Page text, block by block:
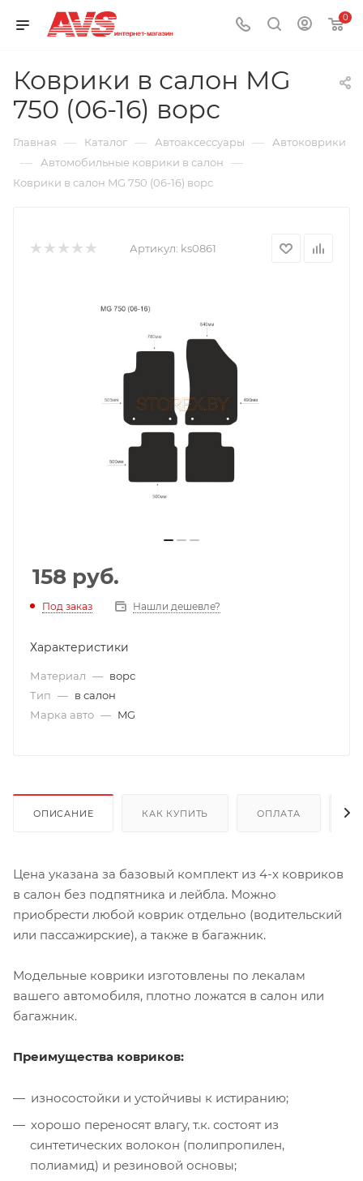
0
Коврики в салон MG
750 (06-16) ворс
Главная — Каталог — Автоаксессуары — Автоковрики
— Автомобильные коврики в салон —
Коврики в салон MG 750 (06-16) ворс
Артикул: ks0861
158 руб.
Под заказ Нашли дешевле?
Характеристики
Материал — ворс
Тип — в салон
Марка авто — MG
ОПИСАНИЕ КАК КУПИТЬ ОПЛАТА
Цена указана за базовый комплект из 4-х ковриков
в салон без подпятника и лейбла. Можно
приобрести любой коврик отдельно (водительский
или пассажирские), а также в багажник.
Модельные коврики изготовлены по лекалам
вашего автомобиля, плотно ложатся в салон или
багажник.
Преимущества ковриков:
износостойки и устойчивы к истиранию;
хорошо переносят влагу, т.к. состоят из
синтетических волокон (полипропилен,
полиамид) и резиновой основы;